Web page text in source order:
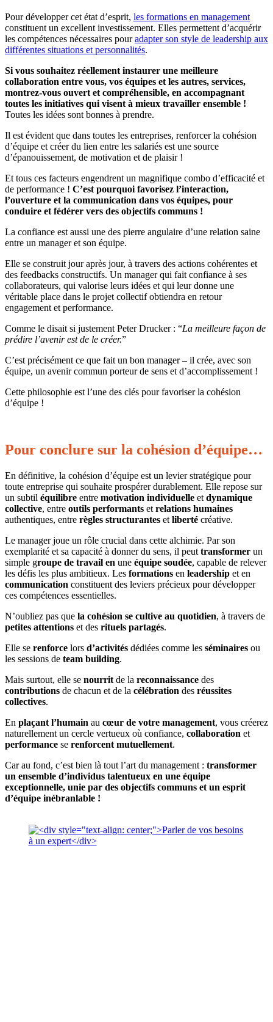
Pour développer cet état d’esprit, les formations en management
constituent un excellent investissement. Elles permettent d’acquérir
les compétences nécessaires pouradapter son style de leadership aux
différentes situations et personnalités.
Si vous souhaitez réellement instaurer une meilleure
collaboration entre vous, vos équipes et les autres, services,
montrez-vous ouvert et compréhensible, en accompagnant
toutes les initiatives qui visent à mieux travailler ensemble !
Toutes les idées sont bonnes à prendre.
Il est évident que dans toutes les entreprises, renforcer la cohésion
d’équipe et créer du lien entre les salariés est une source
d’épanouissement, de motivation et de plaisir !
Et tous ces facteurs engendrent un magnifique combo d’efficacité et
de performance ! C’est pourquoi favorisez l’interaction,
l’ouverture et la communication dans vos équipes, pour
conduire et fédérer vers des objectifs communs !
La confiance est aussi une des pierre angulaire d’une relation saine
entre un manager et son équipe.
Elle se construit jour après jour, à travers des actions cohérentes et
des feedbacks constructifs. Un manager qui fait confiance à ses
collaborateurs, qui valorise leurs idées et qui leur donne une
véritable place dans le projet collectif obtiendra en retour
engagement et performance.
Comme le disait si justement Peter Drucker : “La meilleure façon de
prédire l’avenir est de le créer.”
C’est précisément ce que fait un bon manager – il crée, avec son
équipe, un avenir commun porteur de sens et d’accomplissement !
Cette philosophie est l’une des clés pour favoriser la cohésion
d’équipe !
Pour conclure sur la cohésion d’équipe…
En définitive, la cohésion d’équipe est un levier stratégique pour
toute entreprise qui souhaite prospérer durablement. Elle repose sur
un subtil équilibre entre motivation individuelle et dynamique
collective, entre outils performants et relations humaines
authentiques, entre règles structurantes et liberté créative.
Le manager joue un rôle crucial dans cette alchimie. Par son
exemplarité et sa capacité à donner du sens, il peut transformer un
simple groupe de travail en une équipe soudée, capable de relever
les défis les plus ambitieux. Les formations en leadership et en
communication constituent des leviers précieux pour développer
ces compétences essentielles.
N’oubliez pas que la cohésion se cultive au quotidien, à travers de
petites attentions et des rituels partagés.
Elle se renforce lors d’activités dédiées comme les séminaires ou
les sessions de team building.
Mais surtout, elle se nourrit de la reconnaissance des
contributions de chacun et de la célébration des réussites
collectives.
En plaçant l’humain au cœur de votre management, vous créerez
naturellement un cercle vertueux où confiance, collaboration et
performance se renforcent mutuellement.
Car au fond, c’est bien là tout l’art du management : transformer
un ensemble d’individus talentueux en une équipe
exceptionnelle, unie par des objectifs communs et un esprit
d’équipe inébranlable !